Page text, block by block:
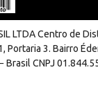
LTDA Centro de
Portaria 3. Bairro
Brasil CNPJ